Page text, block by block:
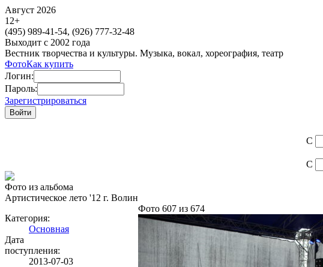
Август 2026
12+
(495) 989-41-54, (926) 777-32-48
Выходит с 2002 года
Вестник творчества и культуры. Музыка, вокал, хореография, театр
ФотоКак купить
Логин:
Пароль:
Зарегистрироваться
С
С
Фото из альбома
Артистическое лето '12 г. Волин
Категория:
Основная
Дата
поступления:
2013-07-03
Фото 607 из 674